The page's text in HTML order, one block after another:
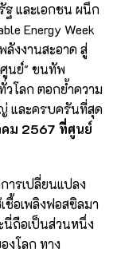
ฐ และเอกชน ผนึก
Energy Week
ลังงานสะอาด สู่
ศูนย์" ขนทัพ
โลก ตอกย้ำความ
และครบครันที่สุด
ม 2567 ที่ศูนย์
ารเปลี่ยนแปลง
ชื้อเพลิงฟอสซิลมา
นี่ถือเป็นส่วนหนึ่ง
งโลก ทาง